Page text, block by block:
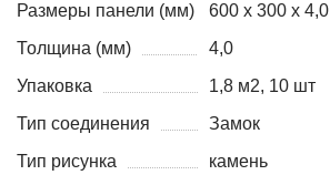
Размеры панели (мм)
600 х 300 х 4,0
Толщина (мм)
4,0
Упаковка
1,8 м2, 10 шт
Тип соединения
Замок
Тип рисунка
камень